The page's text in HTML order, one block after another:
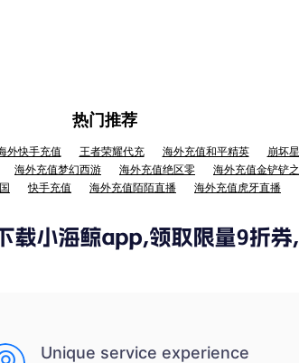
热门推荐
外快手充值 王者荣耀代充 海外充值和平精英 崩坏
海外充值梦幻西游 海外充值绝区零 海外充值金铲铲
快手充值 海外充值陌陌直播 海外充值虎牙直播
Unique service experience